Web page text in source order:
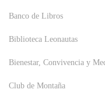
Banco de Libros
Biblioteca Leonautas
Bienestar, Convivencia y
Club de Montaña